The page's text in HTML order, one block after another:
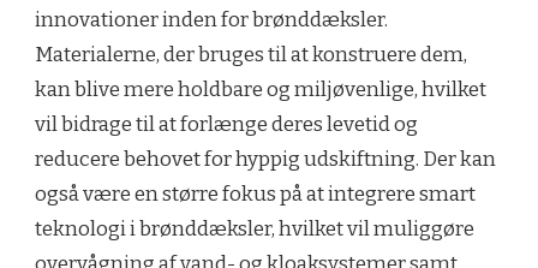
innovationer inden for brønddæksler.
Materialerne, der bruges til at konstruere dem,
kan blive mere holdbare og miljøvenlige, hvilket
vil bidrage til at forlænge deres levetid og
reducere behovet for hyppig udskiftning. Der kan
også være en større fokus på at integrere smart
teknologi i brønddæksler, hvilket vil muliggøre